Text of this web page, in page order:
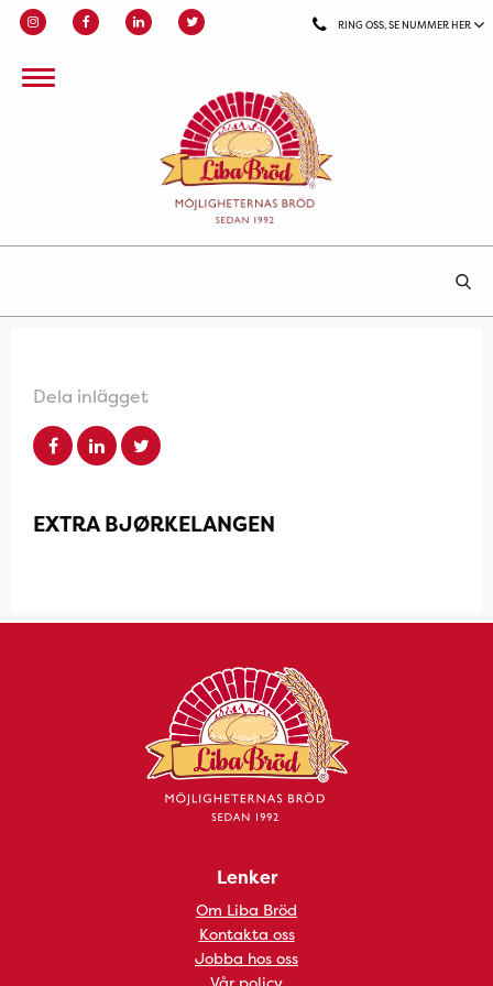
RING OSS, SE NUMMER HER
Dela inlägget
EXTRA BJØRKELANGEN
Lenker
Om Liba Bröd
Kontakta oss
Jobba hos oss